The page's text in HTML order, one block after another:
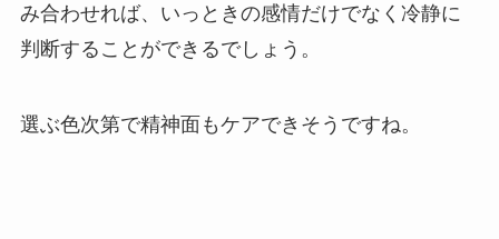
み合わせれば、いっときの感情だけでなく冷静に
判断することができるでしょう。
選ぶ色次第で精神面もケアできそうですね。